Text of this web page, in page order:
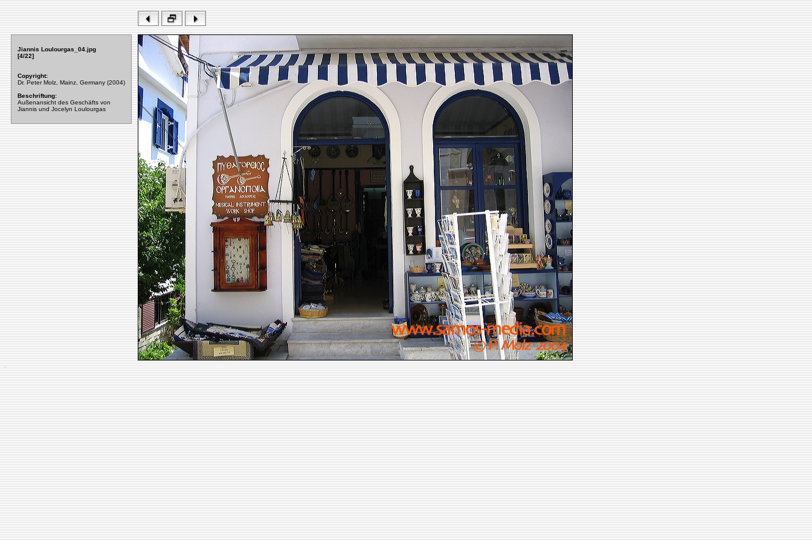
Jiannis Loulourgas_04.jpg
[4/22]
Copyright:
Dr. Peter Molz, Mainz, Germany (2004)
Beschriftung:
Außenansicht des Geschäfts von
Jiannis und Jocelyn Loulourgas